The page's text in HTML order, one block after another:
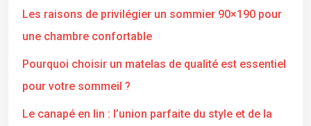
Les raisons de privilégier un sommier 90×190 pour
une chambre confortable
Pourquoi choisir un matelas de qualité est essentiel
pour votre sommeil ?
Le canapé en lin : l’union parfaite du style et de la